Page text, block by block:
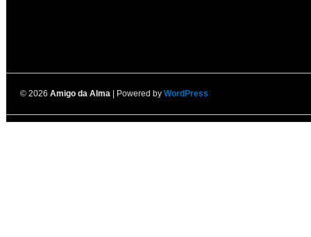
© 2026 Amigo da Alma | Powered by WordPress